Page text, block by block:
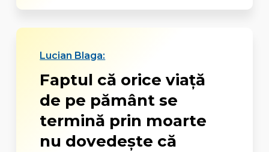
Lucian Blaga:
Faptul că orice viață
de pe pământ se
termină prin moarte
nu dovedește că